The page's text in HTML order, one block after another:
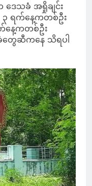
ဒေသခံ အရှိုချင်း
၃ ရက်နေ့ကတစ်ဦး
နေ့ကတစ်ဦး
တွေဆီကနေ သိရပါ